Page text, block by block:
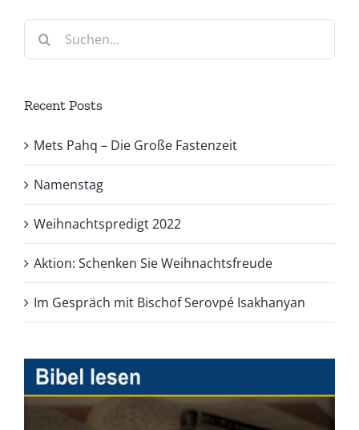
Suche
nach:
Recent Posts
Mets Pahq – Die Große Fastenzeit
Namenstag
Weihnachtspredigt 2022
Aktion: Schenken Sie Weihnachtsfreude
Im Gespräch mit Bischof Serovpé Isakhanyan